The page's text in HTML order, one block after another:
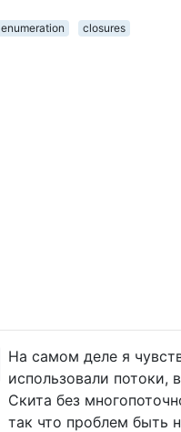
enumeration
closures
На самом деле я
использовали потоки,
Скита без
так что проблем быть